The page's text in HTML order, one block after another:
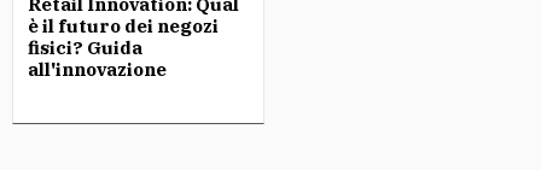
è il futuro dei negozi
fisici? Guida
all'innovazione